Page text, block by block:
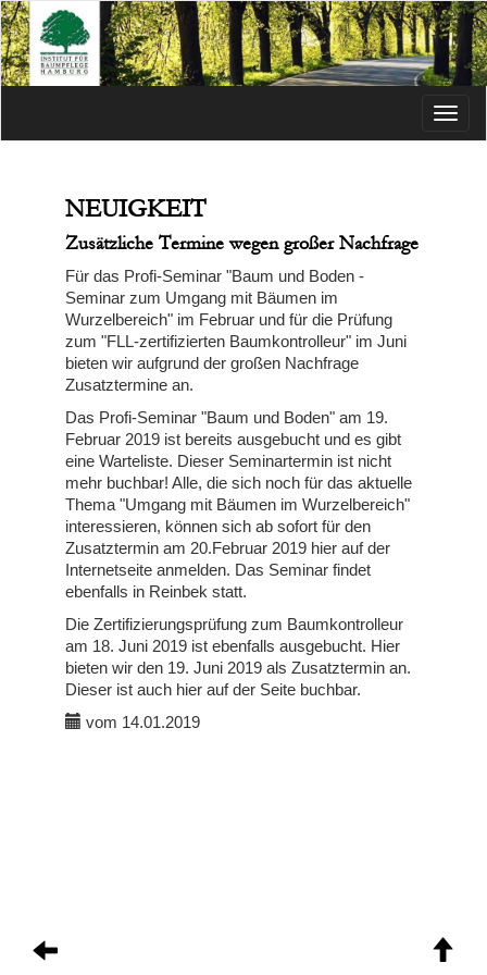
Menü
NEUIGKEIT
Zusätzliche Termine wegen großer Nachfrage
Für das Profi-Seminar "Baum und Boden -
Seminar zum Umgang mit Bäumen im
Wurzelbereich" im Februar und für die Prüfung
zum "FLL-zertifizierten Baumkontrolleur" im Juni
bieten wir aufgrund der großen Nachfrage
Zusatztermine an.
Das Profi-Seminar "Baum und Boden" am 19.
Februar 2019 ist bereits ausgebucht und es gibt
eine Warteliste. Dieser Seminartermin ist nicht
mehr buchbar! Alle, die sich noch für das aktuelle
Thema "Umgang mit Bäumen im Wurzelbereich"
interessieren, können sich ab sofort für den
Zusatztermin am 20.Februar 2019 hier auf der
Internetseite anmelden. Das Seminar findet
ebenfalls in Reinbek statt.
Die Zertifizierungsprüfung zum Baumkontrolleur
am 18. Juni 2019 ist ebenfalls ausgebucht. Hier
bieten wir den 19. Juni 2019 als Zusatztermin an.
Dieser ist auch hier auf der Seite buchbar.
vom 14.01.2019